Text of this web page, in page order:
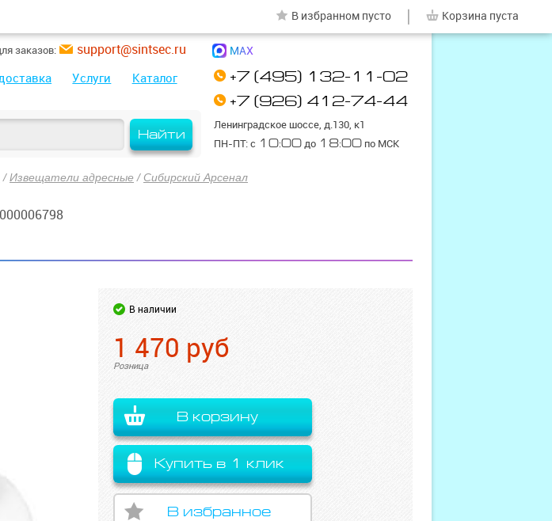
Найти
Услуги Каталог
+7 (495) 132-11-02
+7 (926) 412-74-44
Ленинградское шоссе, д.130, к1
ПН-ПТ: с 10:00 до 18:00 по МСК
заказов: support@sintsec.ru MAX
В избранном пусто Корзина пуста
/Извещатели адресные / Сибирский Арсенал
В наличии
1 470 руб
Розница
В корзину
Купить в 1 клик
В избранное